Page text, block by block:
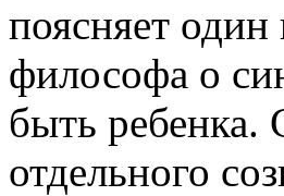
поясняет
философа о
быть ребенка.
отдельного